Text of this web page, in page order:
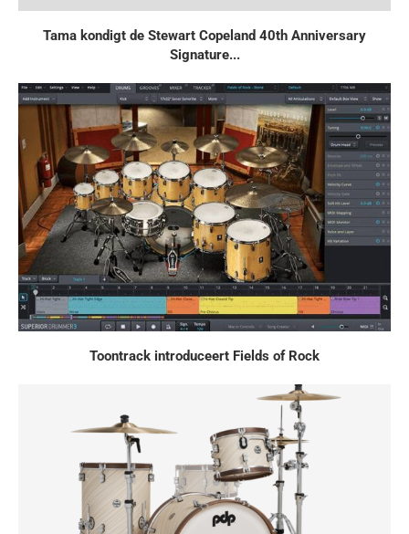
Tama kondigt de Stewart Copeland 40th Anniversary
Signature...
Toontrack introduceert Fields of Rock